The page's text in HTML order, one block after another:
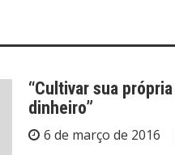
“Cultivar sua
dinheiro”
6 de março de 2016